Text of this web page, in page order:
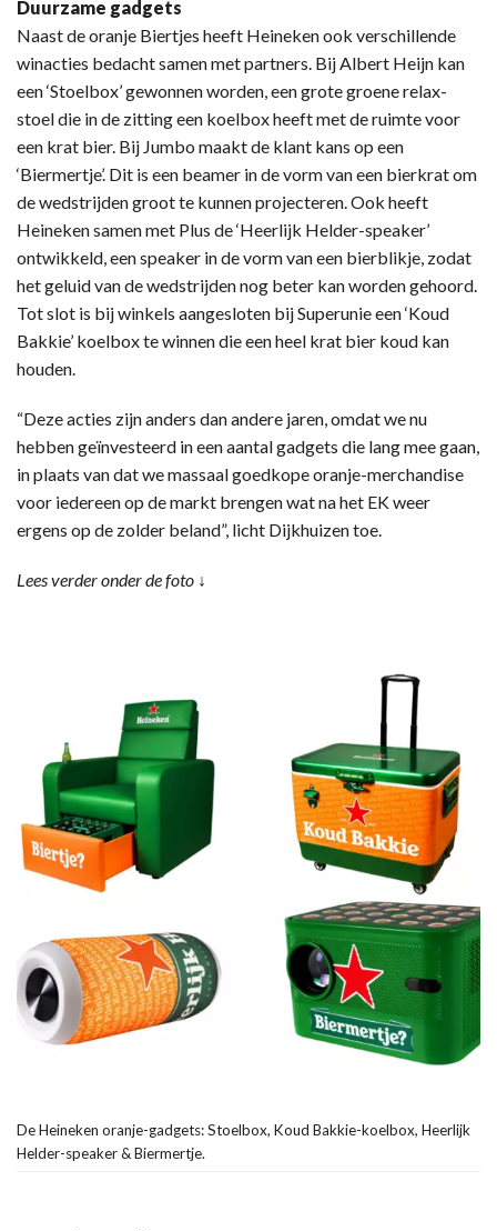
Duurzame gadgets
Naast de oranje Biertjes heeft Heineken ook verschillende
winacties bedacht samen met partners. Bij Albert Heijn kan
een ‘Stoelbox’ gewonnen worden, een grote groene relax-
stoel die in de zitting een koelbox heeft met de ruimte voor
een krat bier. Bij Jumbo maakt de klant kans op een
‘Biermertje’. Dit is een beamer in de vorm van een bierkrat om
de wedstrijden groot te kunnen projecteren. Ook heeft
Heineken samen met Plus de ‘Heerlijk Helder-speaker’
ontwikkeld, een speaker in de vorm van een bierblikje, zodat
het geluid van de wedstrijden nog beter kan worden gehoord.
Tot slot is bij winkels aangesloten bij Superunie een ‘Koud
Bakkie’ koelbox te winnen die een heel krat bier koud kan
houden.
“Deze acties zijn anders dan andere jaren, omdat we nu
hebben geïnvesteerd in een aantal gadgets die lang mee gaan,
in plaats van dat we massaal goedkope oranje-merchandise
voor iedereen op de markt brengen wat na het EK weer
ergens op de zolder beland”, licht Dijkhuizen toe.
Lees verder onder de foto ↓
De Heineken oranje-gadgets: Stoelbox, Koud Bakkie-koelbox, Heerlijk
Helder-speaker & Biermertje.